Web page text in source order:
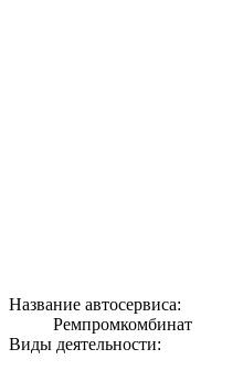
Название автосервиса:
Ремпромкомбинат
Виды деятельности: